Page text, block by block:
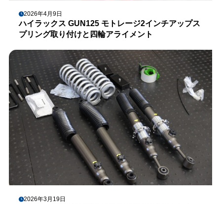
2026年4月9日
ハイラックス GUN125 モトレージ2インチアップス
プリング取り付けと四輪アライメント
2026年3月19日